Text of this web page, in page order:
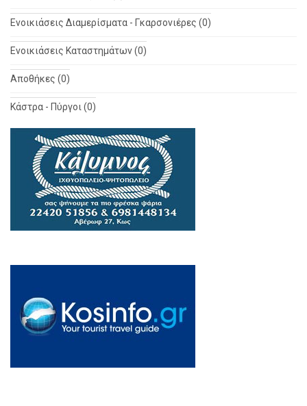
Ενοικιάσεις Διαμερίσματα - Γκαρσονιέρες (0)
Ενοικιάσεις Καταστημάτων (0)
Αποθήκες (0)
Κάστρα - Πύργοι (0)